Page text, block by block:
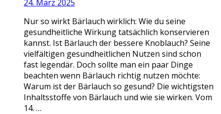
24. März 2025
Nur so wirkt Bärlauch wirklich: Wie du seine
gesundheitliche Wirkung tatsächlich konservieren
kannst. Ist Bärlauch der bessere Knoblauch? Seine
vielfältigen gesundheitlichen Nutzen sind schon
fast legendär. Doch sollte man ein paar Dinge
beachten wenn Bärlauch richtig nutzen möchte:
Warum ist der Bärlauch so gesund? Die wichtigsten
Inhaltsstoffe von Bärlauch und wie sie wirken. Vom
14. …